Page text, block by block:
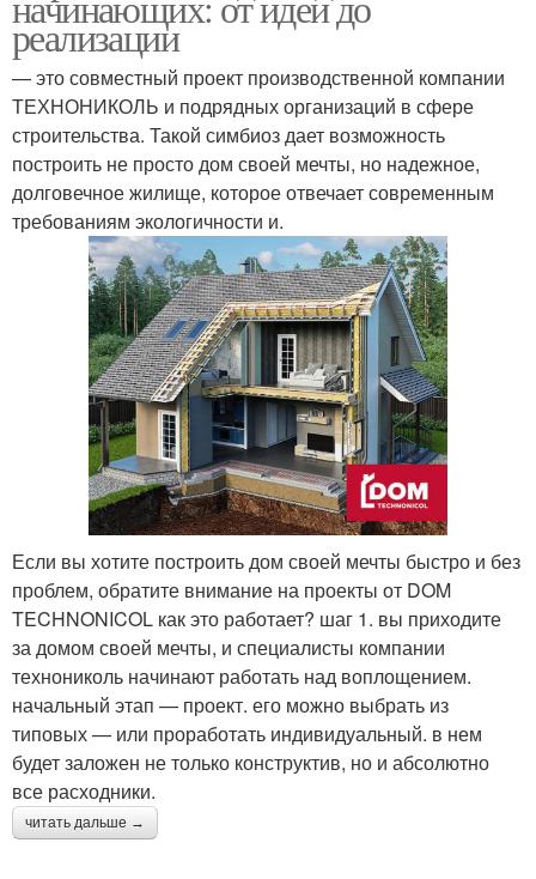
реализации
— это совместный проект производственной компании
ТЕХНОНИКОЛЬ и подрядных организаций в сфере
строительства. Такой симбиоз дает возможность
построить не просто дом своей мечты, но надежное,
долговечное жилище, которое отвечает современным
требованиям экологичности и.
Если вы хотите построить дом своей мечты быстро и без
проблем, обратите внимание на проекты от DOM
TECHNONICOL как это работает? шаг 1. вы приходите
за домом своей мечты, и специалисты компании
технониколь начинают работать над воплощением.
начальный этап — проект. его можно выбрать из
типовых — или проработать индивидуальный. в нем
будет заложен не только конструктив, но и абсолютно
все расходники.
читать дальше →